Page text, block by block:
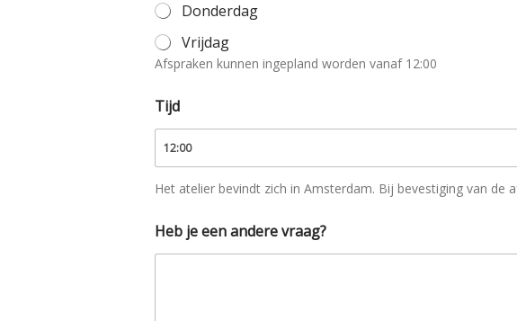
Donderdag
Vrijdag
Afspraken kunnen ingepland worden vanaf 12:00
Tijd
Het atelier bevindt zich in Amsterdam. Bij bevestiging van de
Heb je een andere vraag?